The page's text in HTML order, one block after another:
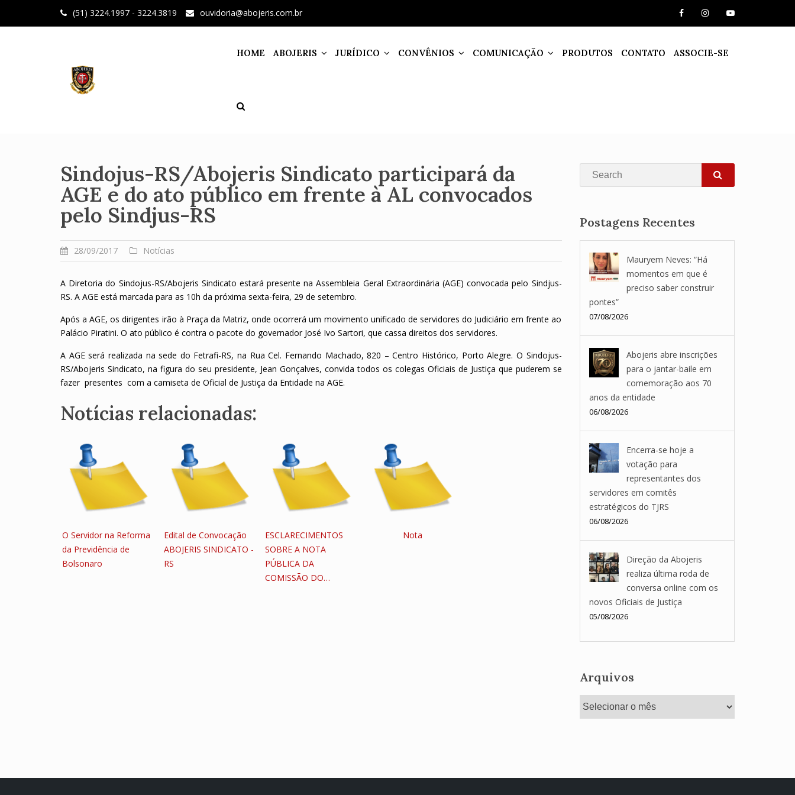
(51) 3224.1997 - 3224.3819 ouvidoria@abojeris.com.br
HOME ABOJERIS JURÍDICO CONVÊNIOS COMUNICAÇÃO PRODUTOS CONTATO ASSOCIE-SE
Sindojus-RS/Abojeris Sindicato participará da
AGE e do ato público em frente à AL convocados
pelo Sindjus-RS
28/09/2017 Notícias
A Diretoria do Sindojus-RS/Abojeris Sindicato estará presente na Assembleia Geral Extraordinária (AGE) convocada pelo Sindjus-
RS. A AGE está marcada para as 10h da próxima sexta-feira, 29 de setembro.
Após a AGE, os dirigentes irão à Praça da Matriz, onde ocorrerá um movimento unificado de servidores do Judiciário em frente ao
Palácio Piratini. O ato público é contra o pacote do governador José Ivo Sartori, que cassa direitos dos servidores.
A AGE será realizada na sede do Fetrafi-RS, na Rua Cel. Fernando Machado, 820 – Centro Histórico, Porto Alegre. O Sindojus-
RS/Abojeris Sindicato, na figura do seu presidente, Jean Gonçalves, convida todos os colegas Oficiais de Justiça que puderem se
fazer presentes com a camiseta de Oficial de Justiça da Entidade na AGE.
Notícias relacionadas:
O Servidor na Reforma
da Previdência de
Bolsonaro
Edital de Convocação
ABOJERIS SINDICATO -
RS
ESCLARECIMENTOS
SOBRE A NOTA
PÚBLICA DA
COMISSÃO DO…
Nota
Search
SEARCH
Postagens Recentes
Mauryem Neves: “Há
momentos em que é
preciso saber construir
pontes”
07/08/2026
Abojeris abre inscrições
para o jantar-baile em
comemoração aos 70
anos da entidade
06/08/2026
Encerra-se hoje a
votação para
representantes dos
servidores em comitês
estratégicos do TJRS
06/08/2026
Direção da Abojeris
realiza última roda de
conversa online com os
novos Oficiais de Justiça
05/08/2026
Arquivos
Arquivos